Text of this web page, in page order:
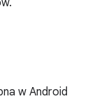
w Android